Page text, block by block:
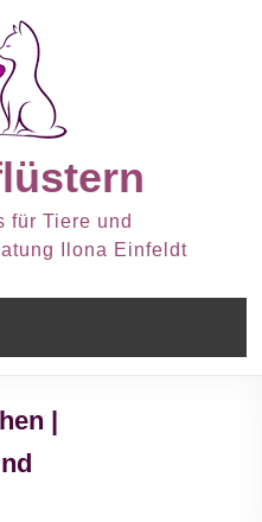
für Tiere und
Ilona Einfeldt
|